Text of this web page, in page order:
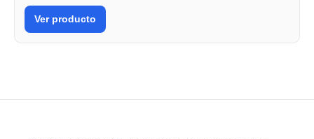
Ver producto